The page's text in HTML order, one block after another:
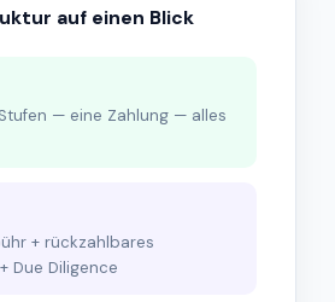
auf einen Blick
— eine Zahlung — alles
+ rückzahlbares
Due Diligence